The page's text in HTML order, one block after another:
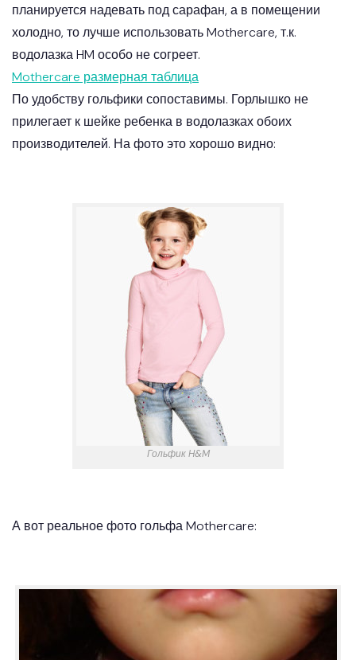
планируется надевать под сарафан, а в помещении
холодно, то лучше использовать Mothercare, т.к.
водолазка HM особо не согреет.
Mothercare размерная таблица
По удобству гольфики сопоставимы. Горлышко не
прилегает к шейке ребенка в водолазках обоих
производителей. На фото это хорошо видно:
Гольфик H&M
А вот реальное фото гольфа Mothercare: